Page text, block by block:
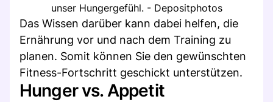
unser Hungergefühl. - Depositphotos
Das Wissen darüber kann dabei helfen, die
Ernährung vor und nach dem Training zu
planen. Somit können Sie den gewünschten
Fitness-Fortschritt geschickt unterstützen.
Hunger vs. Appetit